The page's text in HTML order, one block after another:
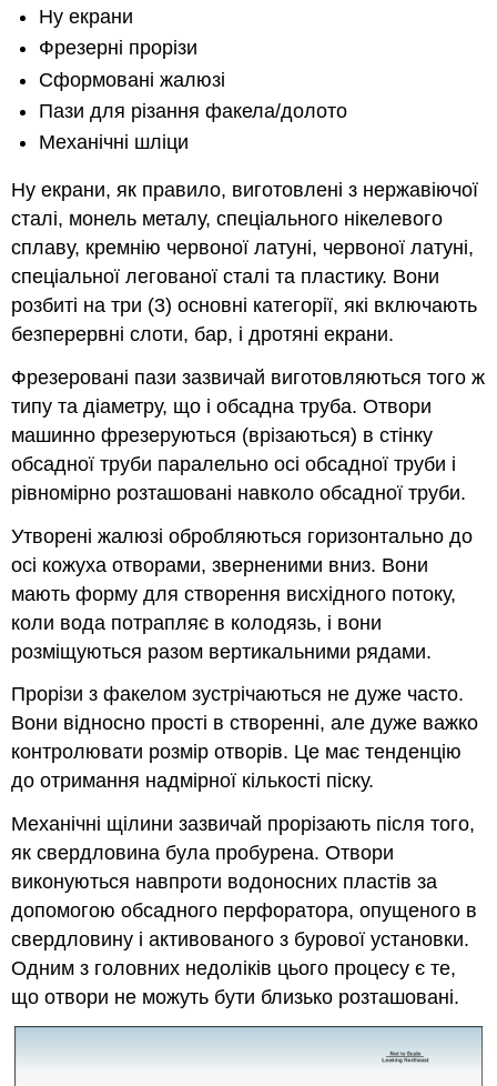
Ну екрани
Фрезерні прорізи
Сформовані жалюзі
Пази для різання факела/долото
Механічні шліци
Ну екрани, як правило, виготовлені з нержавіючої
сталі, монель металу, спеціального нікелевого
сплаву, кремнію червоної латуні, червоної латуні,
спеціальної легованої сталі та пластику. Вони
розбиті на три (3) основні категорії, які включають
безперервні слоти, бар, і дротяні екрани.
Фрезеровані пази зазвичай виготовляються того ж
типу та діаметру, що і обсадна труба. Отвори
машинно фрезеруються (врізаються) в стінку
обсадної труби паралельно осі обсадної труби і
рівномірно розташовані навколо обсадної труби.
Утворені жалюзі обробляються горизонтально до
осі кожуха отворами, зверненими вниз. Вони
мають форму для створення висхідного потоку,
коли вода потрапляє в колодязь, і вони
розміщуються разом вертикальними рядами.
Прорізи з факелом зустрічаються не дуже часто.
Вони відносно прості в створенні, але дуже важко
контролювати розмір отворів. Це має тенденцію
до отримання надмірної кількості піску.
Механічні щілини зазвичай прорізають після того,
як свердловина була пробурена. Отвори
виконуються навпроти водоносних пластів за
допомогою обсадного перфоратора, опущеного в
свердловину і активованого з бурової установки.
Одним з головних недоліків цього процесу є те,
що отвори не можуть бути близько розташовані.